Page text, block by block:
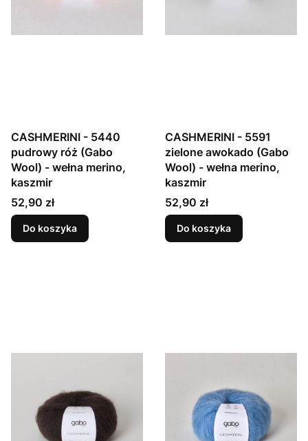
CASHMERINI - 5440
pudrowy róż (Gabo
Wool) - wełna merino,
kaszmir
Cena
52,90 zł
Do koszyka
CASHMERINI - 5591
zielone awokado (Gabo
Wool) - wełna merino,
kaszmir
Cena
52,90 zł
Do koszyka